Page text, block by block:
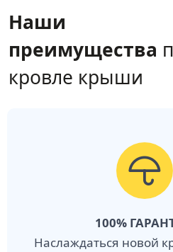
Наши
преимущества
кровле крыши
100%
Наслаждаться новой